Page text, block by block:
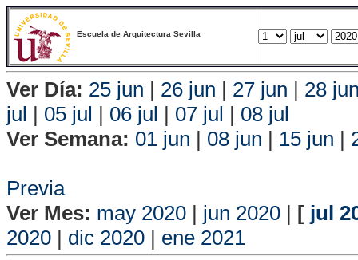
Escuela de Arquitectura Sevilla
Ver Día: 25 jun | 26 jun | 27 jun | 28
jul | 05 jul | 06 jul | 07 jul | 08 jul
Ver Semana: 01 jun | 08 jun | 15 jun |
Previa
Ver Mes: may 2020 | jun 2020 | [ jul
2020 | dic 2020 | ene 2021